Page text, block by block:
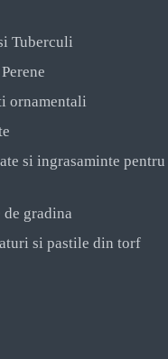
Tuberculi
ornamentali
si ingrasaminte pentru
de gradina
si pastile din torf